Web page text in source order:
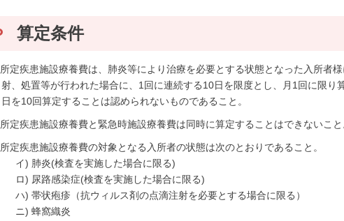
算定条件
所定疾患施設療養費は、肺炎等により治療を必要とする状態となった入所者
射、処置等が行われた場合に、1回に連続する10日を限度とし、月1回に限り
日を10回算定することは認められないものであること。
所定疾患施設療養費と緊急時施設療養費は同時に算定することはできないこと
所定疾患施設療養費の対象となる入所者の状態は次のとおりであること。
イ) 肺炎(検査を実施した場合に限る)
ロ) 尿路感染症(検査を実施した場合に限る)
ハ) 帯状疱疹（抗ウィルス剤の点滴注射を必要とする場合に限る）
ニ) 蜂窩織炎